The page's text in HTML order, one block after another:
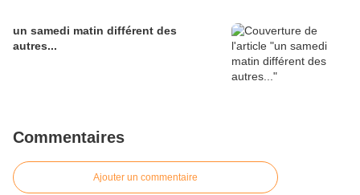
un samedi matin différent des
autres...
Commentaires
Ajouter un commentaire